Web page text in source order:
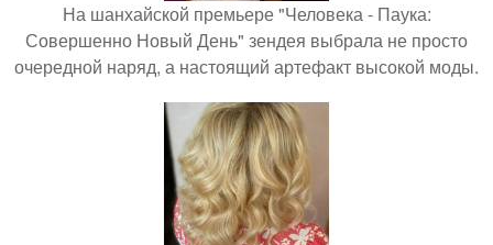
На шанхайской премьере "Человека - Паука:
Совершенно Новый День" зендея выбрала не просто
очередной наряд, а настоящий артефакт высокой моды.